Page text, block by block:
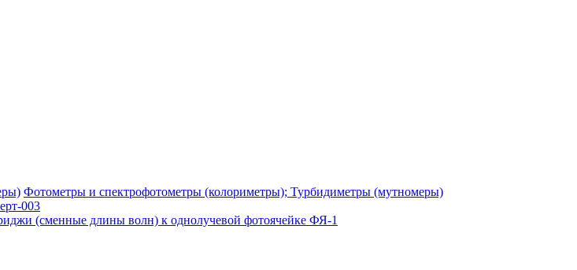
Фотометры и спектрофотометры (колориметры); Турбидиметры (мутномеры)
003
(сменные длины волн) к однолучевой фотоячейке ФЯ-1